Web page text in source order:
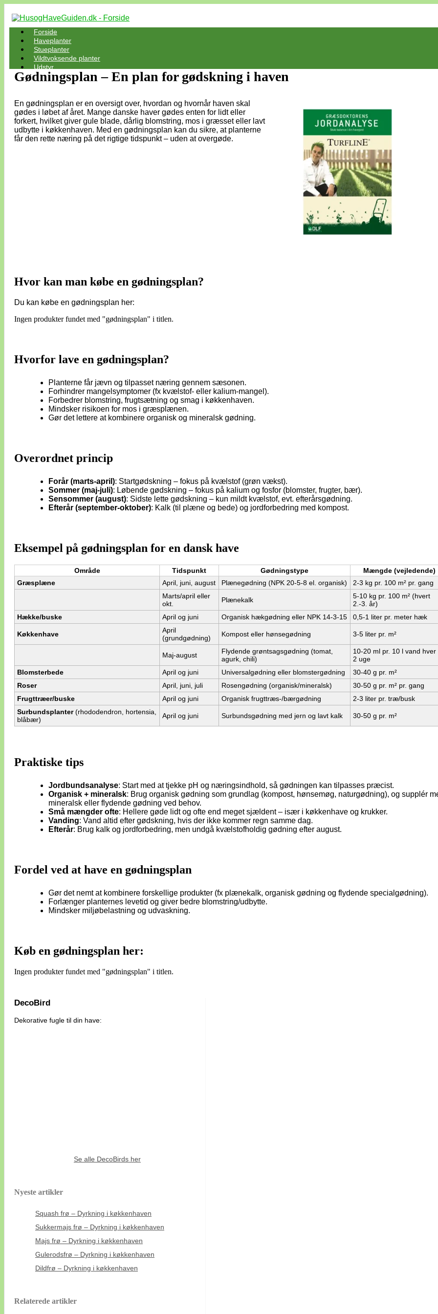
Forside
Haveplanter
Stueplanter
Vildtvoksende planter
Udstyr
Gødningsplan – En plan for gødskning i haven
En gødningsplan er en oversigt over, hvordan og hvornår haven skal
gødes i løbet af året. Mange danske haver gødes enten for lidt eller
forkert, hvilket giver gule blade, dårlig blomstring, mos i græsset eller lavt
udbytte i køkkenhaven. Med en gødningsplan kan du sikre, at planterne
får den rette næring på det rigtige tidspunkt – uden at overgøde.
Hvor kan man købe en gødningsplan?
Du kan købe en gødningsplan her:
Ingen produkter fundet med "gødningsplan" i titlen.
Hvorfor lave en gødningsplan?
Planterne får jævn og tilpasset næring gennem sæsonen.
Forhindrer mangelsymptomer (fx kvælstof- eller kalium-mangel).
Forbedrer blomstring, frugtsætning og smag i køkkenhaven.
Mindsker risikoen for mos i græsplænen.
Gør det lettere at kombinere organisk og mineralsk gødning.
Overordnet princip
Forår (marts-april): Startgødskning – fokus på kvælstof (grøn vækst).
Sommer (maj-juli): Løbende gødskning – fokus på kalium og fosfor (blomster, frugter, bær).
Sensommer (august): Sidste lette gødskning – kun mildt kvælstof, evt. efterårsgødning.
Efterår (september-oktober): Kalk (til plæne og bede) og jordforbedring med kompost.
Eksempel på gødningsplan for en dansk have
Område Tidspunkt Gødningstype
Mængde (vejledende)
Græsplæne
April, juni, august Plænegødning (NPK 20-5-8 el. organisk)
2-3 kg pr. 100 m² pr. gang
Marts/april eller
okt.
Plænekalk
5-10 kg pr. 100 m² (hvert
2.-3. år)
Hække/buske
April og juni Organisk hækgødning eller NPK 14-3-15 0,5-1 liter pr. meter hæk
Køkkenhave
April
(grundgødning)
Kompost eller hønsegødning 3-5 liter pr. m²
Maj-august
Flydende grøntsagsgødning (tomat,
agurk, chili)
10-20 ml pr. 10 l vand hver
2 uge
Blomsterbede
April og juni Universalgødning eller blomstergødning
30-40 g pr. m²
Roser
April, juni, juli Rosengødning (organisk/mineralsk)
30-50 g pr. m² pr. gang
Frugttræer/buske
April og juni Organisk frugttræs-/bærgødning
2-3 liter pr. træ/busk
Surbundsplanter(rhododendron, hortensia,
blåbær)
April og juni Surbundsgødning med jern og lavt kalk 30-50 g pr. m²
Praktiske tips
Jordbundsanalyse: Start med at tjekke pH og næringsindhold, så gødningen kan tilpasses præcist.
Organisk + mineralsk: Brug organisk gødning som grundlag (kompost, hønsemøg, naturgødning), og supplér
mineralsk eller flydende gødning ved behov.
Små mængder ofte: Hellere gøde lidt og ofte end meget sjældent – især i køkkenhave og krukker.
Vanding: Vand altid efter gødskning, hvis der ikke kommer regn samme dag.
Efterår: Brug kalk og jordforbedring, men undgå kvælstofholdig gødning efter august.
Fordel ved at have en gødningsplan
Gør det nemt at kombinere forskellige produkter (fx plænekalk, organisk gødning og flydende specialgødning).
Forlænger planternes levetid og giver bedre blomstring/udbytte.
Mindsker miljøbelastning og udvaskning.
Køb en gødningsplan her:
Ingen produkter fundet med "gødningsplan" i titlen.
DecoBird
Dekorative fugle til din have:
Se alle DecoBirds her
Nyeste artikler
Squash frø – Dyrkning i køkkenhaven
Sukkermajs frø – Dyrkning i køkkenhaven
Majs frø – Dyrkning i køkkenhaven
Gulerodsfrø – Dyrkning i køkkenhaven
Dildfrø – Dyrkning i køkkenhaven
Relaterede artikler